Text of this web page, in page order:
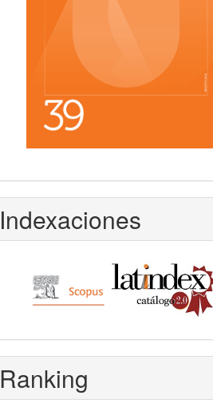
Indexaciones
Ranking